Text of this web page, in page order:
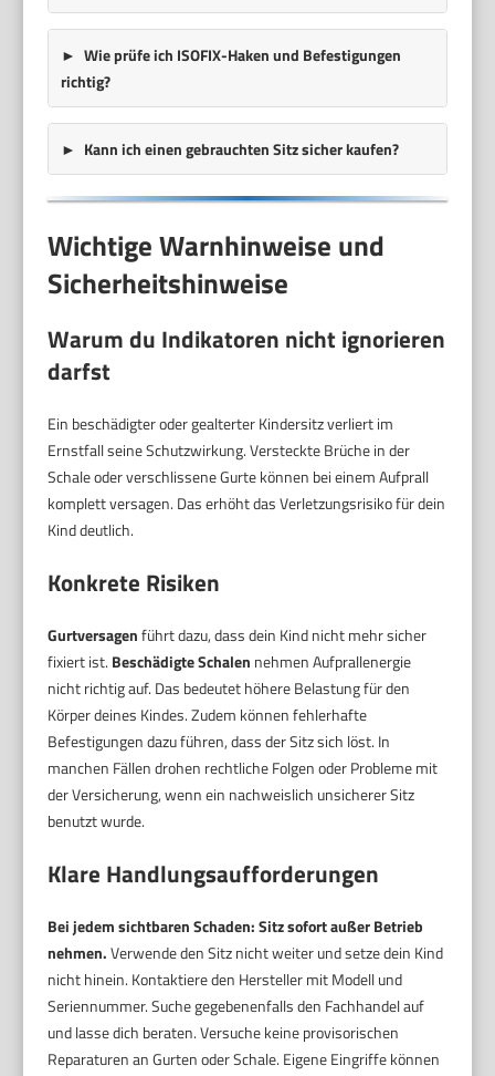
Wie prüfe ich ISOFIX-Haken und Befestigungen
richtig?
Kann ich einen gebrauchten Sitz sicher kaufen?
Wichtige Warnhinweise und
Sicherheitshinweise
Warum du Indikatoren nicht ignorieren
darfst
Ein beschädigter oder gealterter Kindersitz verliert im
Ernstfall seine Schutzwirkung. Versteckte Brüche in der
Schale oder verschlissene Gurte können bei einem Aufprall
komplett versagen. Das erhöht das Verletzungsrisiko für dein
Kind deutlich.
Konkrete Risiken
Gurtversagenführt dazu, dass dein Kind nicht mehr sicher
fixiert ist. Beschädigte Schalen nehmen Aufprallenergie
nicht richtig auf. Das bedeutet höhere Belastung für den
Körper deines Kindes. Zudem können fehlerhafte
Befestigungen dazu führen, dass der Sitz sich löst. In
manchen Fällen drohen rechtliche Folgen oder Probleme mit
der Versicherung, wenn ein nachweislich unsicherer Sitz
benutzt wurde.
Klare Handlungsaufforderungen
Bei jedem sichtbaren Schaden: Sitz sofort außer Betrieb
nehmen.Verwende den Sitz nicht weiter und setze dein Kind
nicht hinein. Kontaktiere den Hersteller mit Modell und
Seriennummer. Suche gegebenenfalls den Fachhandel auf
und lasse dich beraten. Versuche keine provisorischen
Reparaturen an Gurten oder Schale. Eigene Eingriffe können